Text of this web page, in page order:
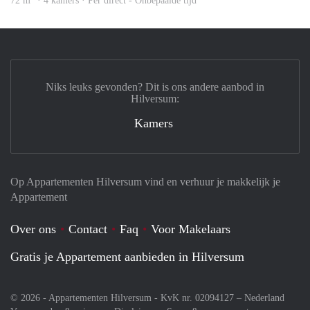
Op Appartementen Hilversum vind en verhuur je makkelijk je
Appartement
Over ons Contact Faq
Voor Makelaars
Gratis je Appartement aanbieden in Hilversum
© 2026 - Appartementen Hilversum - KvK nr. 02094127 – Nederland
Niks leuks gevonden? Dit is ons andere aanbod in
Hilversum:
Kamers